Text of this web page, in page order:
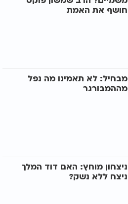
חושף את האמת
מבחיל: לא תאמינו מה נפל
מההמבורגר
ניצחון מוחץ: האם דוד המלך
ניצח ללא נשק?